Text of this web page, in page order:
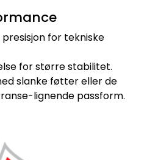
for tekniske
for større stabilitet.
slanke føtter eller de
lignende passform.